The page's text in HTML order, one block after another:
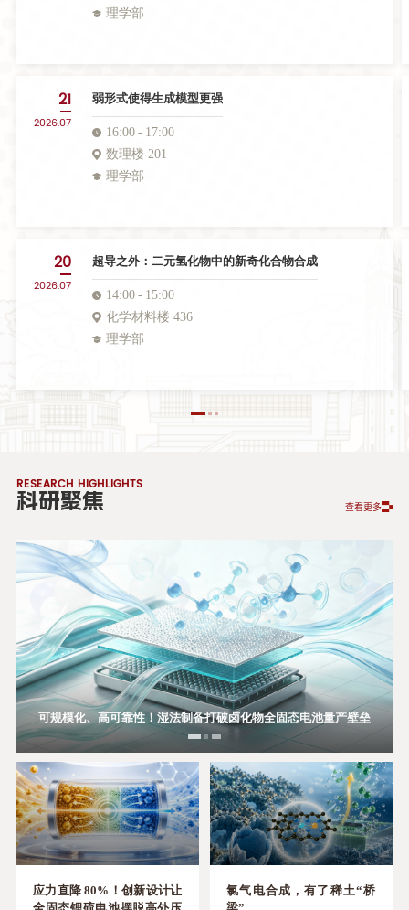
理学部
21
2026.07
弱形式使得生成模型更强
16:00
17:00
数理楼 201
理学部
20
2026.07
超导之外：二元氢化物中的新奇化合物合成
14:00
15:00
化学材料楼 436
理学部
RESEARCH HIGHLIGHTS
科研聚焦 查看更多
可规模化、高可靠性！湿法制备打破卤化物全固态电池量产壁垒
“伪装”的对称性：图论揪出藏在杂乱网络里的“几何真身”
破锂碘电池研究堵点，有了这一关键描述符
应力直降 80%！创新设计让
氯气电合成，有了稀土“桥